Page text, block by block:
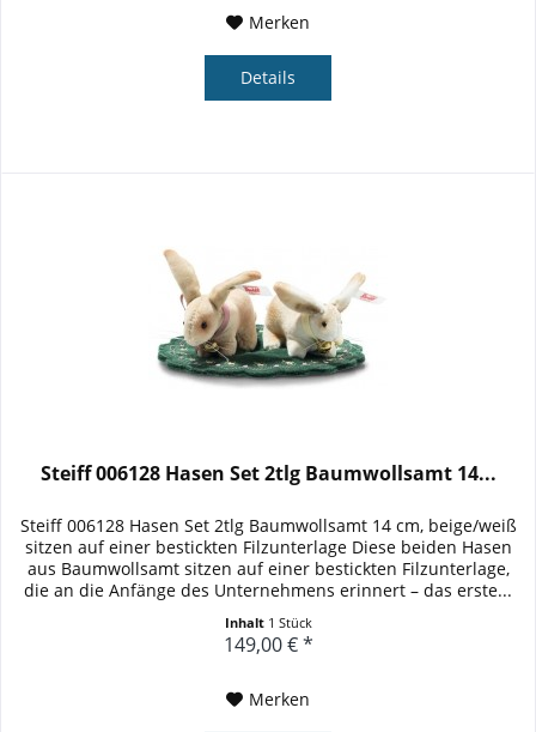
Merken
Details
Steiff 006128 Hasen Set 2tlg Baumwollsamt 14...
Steiff 006128 Hasen Set 2tlg Baumwollsamt 14 cm, beige/weiß
sitzen auf einer bestickten Filzunterlage Diese beiden Hasen
aus Baumwollsamt sitzen auf einer bestickten Filzunterlage,
die an die Anfänge des Unternehmens erinnert – das erste...
Inhalt 1 Stück
149,00 € *
Merken